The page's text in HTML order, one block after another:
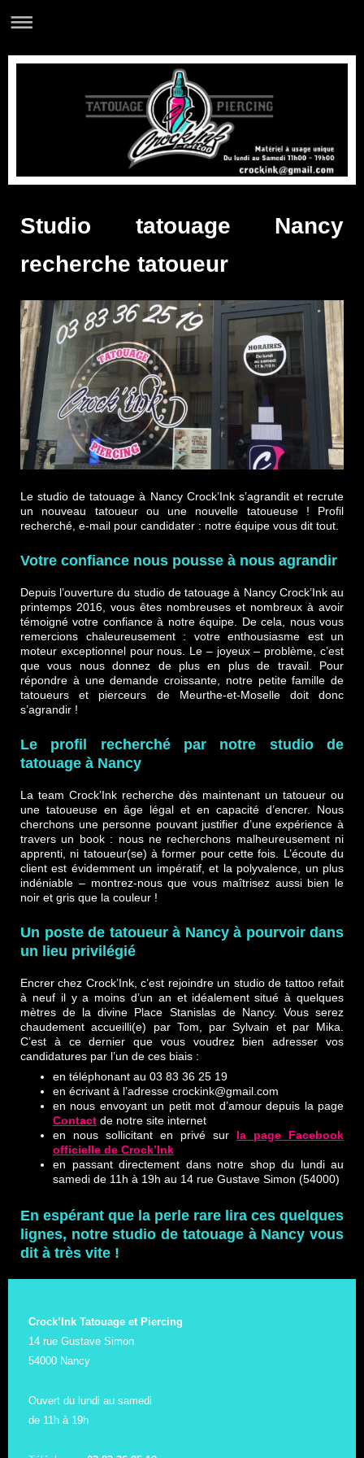
Studio tatouage Nancy
recherche tatoueur
Le studio de tatouage à Nancy Crock’Ink s’agrandit et recrute
un nouveau tatoueur ou une nouvelle tatoueuse ! Profil
recherché, e-mail pour candidater : notre équipe vous dit tout.
Votre confiance nous pousse à nous agrandir
Depuis l’ouverture du studio de tatouage à Nancy Crock’Ink au
printemps 2016, vous êtes nombreuses et nombreux à avoir
témoigné votre confiance à notre équipe. De cela, nous vous
remercions chaleureusement : votre enthousiasme est un
moteur exceptionnel pour nous. Le – joyeux – problème, c’est
que vous nous donnez de plus en plus de travail. Pour
répondre à une demande croissante, notre petite famille de
tatoueurs et pierceurs de Meurthe-et-Moselle doit donc
s’agrandir !
Le profil recherché par notre studio de
tatouage à Nancy
La team Crock’Ink recherche dès maintenant un tatoueur ou
une tatoueuse en âge légal et en capacité d’encrer. Nous
cherchons une personne pouvant justifier d’une expérience à
travers un book : nous ne recherchons malheureusement ni
apprenti, ni tatoueur(se) à former pour cette fois. L’écoute du
client est évidemment un impératif, et la polyvalence, un plus
indéniable – montrez-nous que vous maîtrisez aussi bien le
noir et gris que la couleur !
Un poste de tatoueur à Nancy à pourvoir dans
un lieu privilégié
Encrer chez Crock’Ink, c’est rejoindre un studio de tattoo refait
à neuf il y a moins d’un an et idéalement situé à quelques
mètres de la divine Place Stanislas de Nancy. Vous serez
chaudement accueilli(e) par Tom, par Sylvain et par Mika.
C’est à ce dernier que vous voudrez bien adresser vos
candidatures par l’un de ces biais :
en téléphonant au 03 83 36 25 19
en écrivant à l’adresse crockink@gmail.com
en nous envoyant un petit mot d’amour depuis la page
Contact de notre site internet
en nous sollicitant en privé sur la page Facebook
officielle de Crock’Ink
en passant directement dans notre shop du lundi au
samedi de 11h à 19h au 14 rue Gustave Simon (54000)
En espérant que la perle rare lira ces quelques
lignes, notre studio de tatouage à Nancy vous
dit à très vite !
Crock’Ink Tatouage et Piercing
14 rue Gustave Simon
54000 Nancy
Ouvert du lundi au samedi
de 11h à 19h